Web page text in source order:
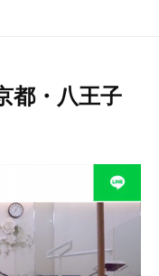
都・八王子